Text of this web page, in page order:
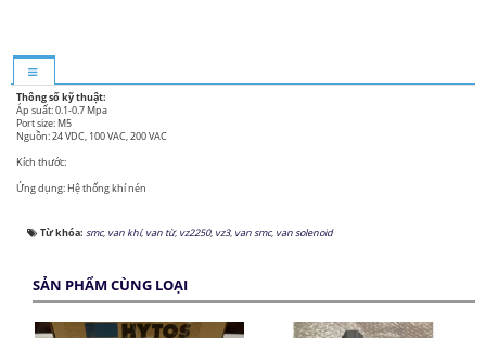
Thông số kỹ thuật:
Áp suất: 0.1-0.7 Mpa
Port size: M5
Nguồn: 24 VDC, 100 VAC, 200 VAC
Kích thước:
Ứng dụng: Hệ thống khí nén
Từ khóa: smc, van khí, van từ, vz2250, vz3, van smc, van solenoid
SẢN PHẨM CÙNG LOẠI